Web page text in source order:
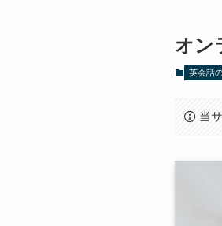
オン
英会話
当